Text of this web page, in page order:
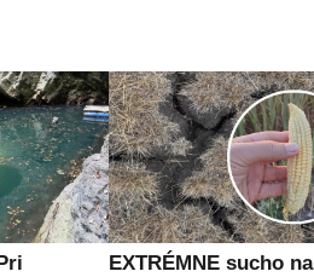
EXTRÉMNE sucho na